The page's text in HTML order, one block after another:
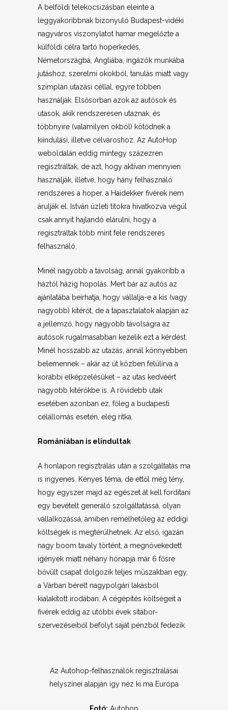
A belföldi telekocsizásban eleinte a
leggyakoribbnak bizonyuló Budapest-vidéki
nagyváros viszonylatot hamar megelőzte a
külföldi célra tartó hoperkedés,
Németországba, Angliába, ingázók munkába
jutáshoz, szerelmi okokból, tanulás miatt vagy
szimplán utazási céllal, egyre többen
használják. Elsősorban azok az autósok és
utasok, akik rendszeresen utaznak, és
többnyire (valamilyen okból) kötődnek a
kiindulási, illetve célvároshoz. Az AutoHop
weboldalán eddig mintegy százezren
regisztráltak, de azt, hogy aktívan mennyien
használják, illetve, hogy hány felhasználó
rendszeres a hoper, a Haidekker fivérek nem
árulják el. István üzleti titokra hivatkozva végül
csak annyit hajlandó elárulni, hogy a
regisztráltak több mint fele rendszeres
felhasználó.
Minél nagyobb a távolság, annál gyakoribb a
háztól házig hopolás. Mert bár az autós az
ajánlatába beírhatja, hogy vállalja-e a kis (vagy
nagyobb) kitérőt, de a tapasztalatok alapján az
a jellemző, hogy nagyobb távolságra az
autósok rugalmasabban kezelik ezt a kérdést.
Minél hosszabb az utazás, annál könnyebben
belemennek – akár az út közben felülírva a
korábbi elképzelésüket – az utas kedvéért
nagyobb kitérőkbe is. A rövidebb utak
esetében azonban ez, főleg a budapesti
célállomás esetén, elég ritka.
Romániában is elindultak
A honlapon regisztrálás után a szolgáltatás ma
is ingyenes. Kényes téma, de ettől még tény,
hogy egyszer majd az egészet át kell fordítani
egy bevételt generáló szolgáltatássá, olyan
vállalkozássá, amiben remélhetőleg az eddigi
költségek is megtérülhetnek. Az első, igazán
nagy boom tavaly történt, a megnövekedett
igények miatt néhány hónapja már 6 fősre
bővült csapat dolgozik teljes műszakban egy,
a Várban bérelt nagypolgári lakásból
kialakított irodában. A cégépítés költségeit a
fivérek eddig az utóbbi évek sítábor-
szervezéseiből befolyt saját pénzből fedezik.
Az Autohop-felhasználók regisztrálásai
helyszínei alapján így néz ki ma Európa